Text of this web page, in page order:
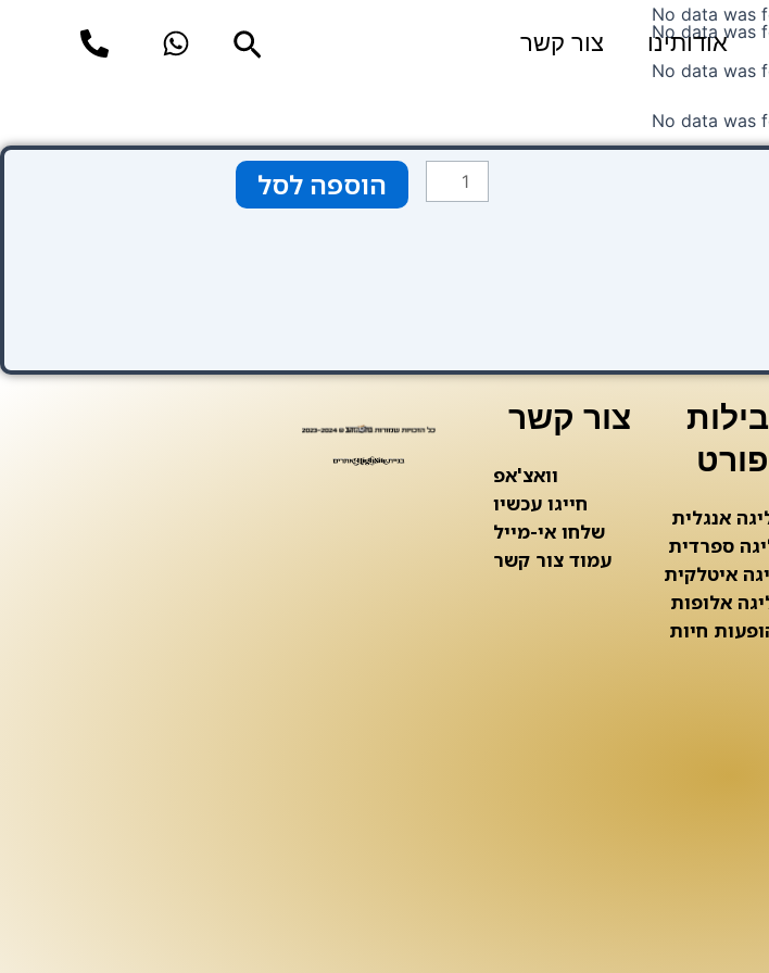
אודותינו צור קשר חיפוש
No data was
No data was
No data was
No data was
כמות
של
הוספה לסל
אנגלית
ספרדית
איטלקית
אלופות
חיות
צור קשר
וואצ'אפ
חייגו עכשיו
שלחו אי-מייל
עמוד צור קשר